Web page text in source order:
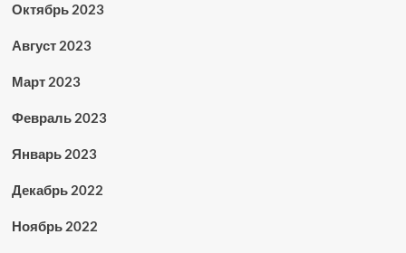
Октябрь 2023
Август 2023
Март 2023
Февраль 2023
Январь 2023
Декабрь 2022
Ноябрь 2022